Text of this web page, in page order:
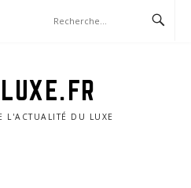
L'ACTUALITÉ DU LUXE